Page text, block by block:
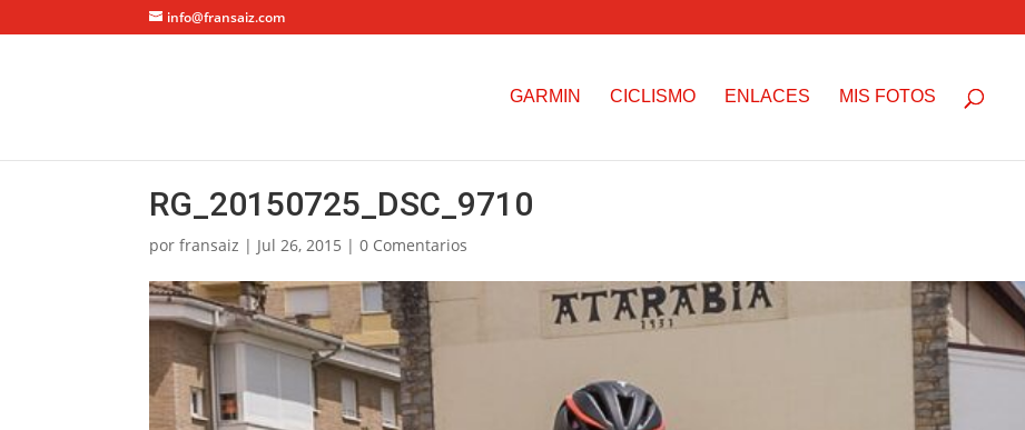
info@fransaiz.com
GARMIN CICLISMO ENLACES MIS FOTOS
RG_20150725_DSC_9710
porfransaiz | Jul 26, 2015 |0 Comentarios